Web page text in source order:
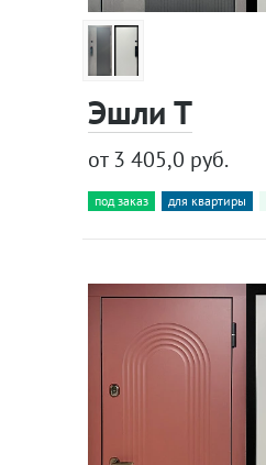
Эшли Т
от 3 405,0 руб.
под заказ для квартиры